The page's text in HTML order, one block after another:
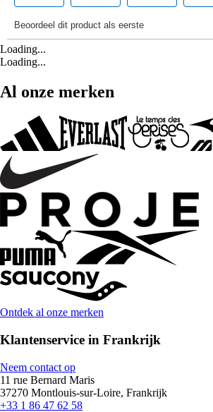
Loading...
Loading...
Al onze merken
Ontdek al onze merken
Klantenservice in Frankrijk
Neem contact op
11 rue Bernard Maris
37270 Montlouis-sur-Loire, Frankrijk
+33 1 86 47 62 58